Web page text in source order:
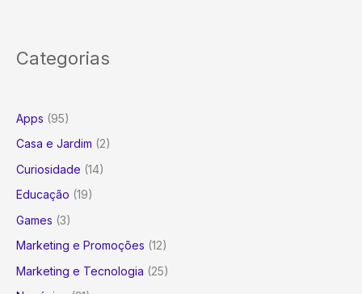
Categorias
Apps (95)
Casa e Jardim (2)
Curiosidade (14)
Educação (19)
Games (3)
Marketing e Promoções (12)
Marketing e Tecnologia (25)